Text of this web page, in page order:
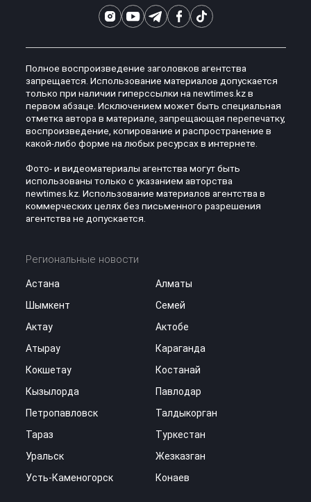
Полное воспроизведение заголовков агентства
запрещается. Использование материалов допускается
только при наличии гиперссылки на newtimes.kz в
первом абзаце. Исключением может быть специальная
отметка автора в материале, запрещающая перепечатку,
воспроизведение, копирование и распространение в
какой-либо форме на любых ресурсах в интернете.
Фото- и видеоматериалы агентства могут быть
использованы только с указанием авторства
newtimes.kz. Использование материалов агентства в
коммерческих целях без письменного разрешения
агентства не допускается.
Региональные новости
Астана
Алматы
Шымкент
Семей
Актау
Актобе
Атырау
Караганда
Кокшетау
Костанай
Кызылорда
Павлодар
Петропавловск
Талдыкорган
Тараз
Туркестан
Уральск
Жезказган
Усть-Каменогорск
Конаев